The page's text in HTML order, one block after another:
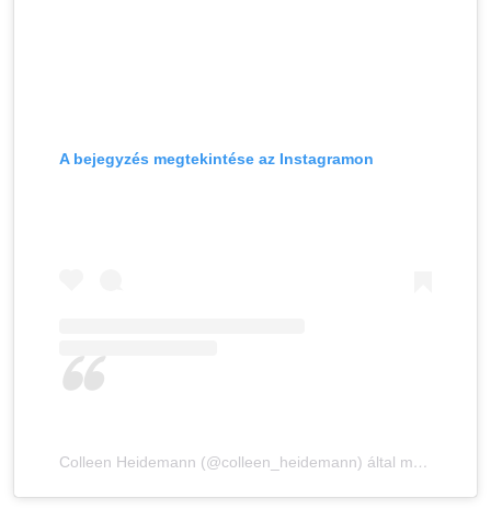
A bejegyzés megtekintése az Instagramon
Colleen Heidemann (@colleen_heidemann) által megosztott bejegyzés